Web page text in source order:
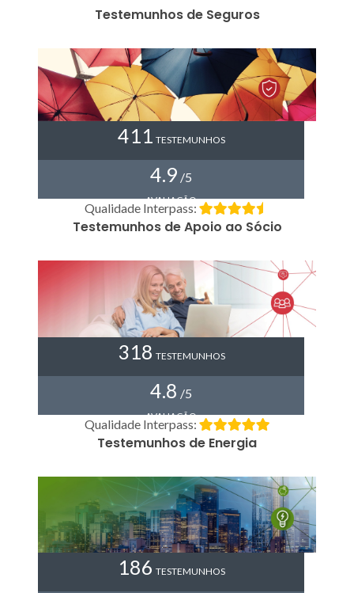
Testemunhos de Seguros
411 TESTEMUNHOS
4.9 /5
AVALIAÇÃO
Qualidade Interpass:
Testemunhos de Apoio ao Sócio
318 TESTEMUNHOS
4.8 /5
AVALIAÇÃO
Qualidade Interpass:
Testemunhos de Energia
186 TESTEMUNHOS